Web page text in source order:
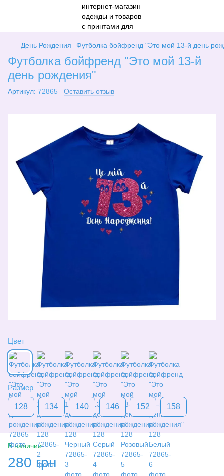
День Рождения Футболка бойфренд "Это мой 13-й день
Футболка бойфренд "Это мой 13-й
день рождения"
Артикул: 72865 Оставить отзыв
Цвет
Размер
128 134 140 146 152 158
В наличии
280 грн